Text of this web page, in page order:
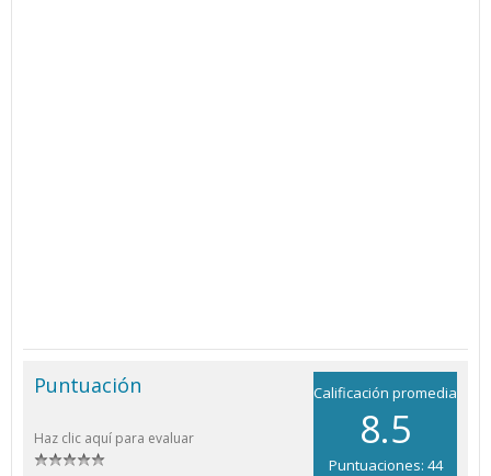
Calificación promedia
8.5
Puntuaciones: 44
Puntuación
Haz clic aquí para evaluar